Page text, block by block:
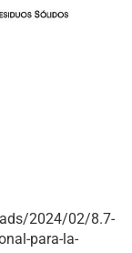
2024/02/8.7-
para-la-